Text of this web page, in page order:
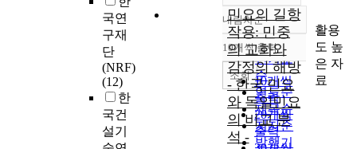
국연
구재
단
(NRF)
(12)
한
국건
설기
정확도
순
인기도
순
연도순
제목순
저자순
발행기
내림차순
내림차순
10개씩 출력
10개씩
출력
20개씩
출력
조회
민요의 길항
작용: 민중
의 교화와
감정의 해방
- 한국 민요
와 독일민요
의 비교 분
석 -
활용
도 높
은 자
료